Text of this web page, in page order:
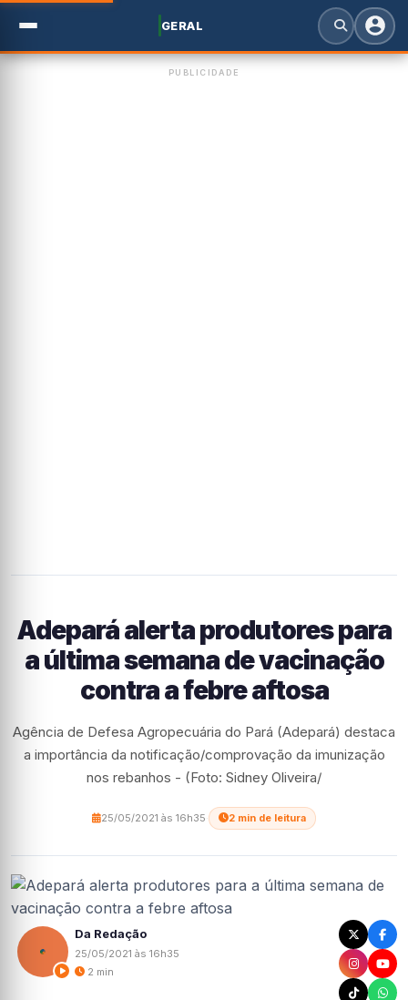
GERAL
PUBLICIDADE
Adepará alerta produtores para
a última semana de vacinação
contra a febre aftosa
Agência de Defesa Agropecuária do Pará (Adepará) destaca
a importância da notificação/comprovação da imunização
nos rebanhos - (Foto: Sidney Oliveira/
25/05/2021 às 16h35 2 min de leitura
Da Redação
25/05/2021 às 16h35
2 min